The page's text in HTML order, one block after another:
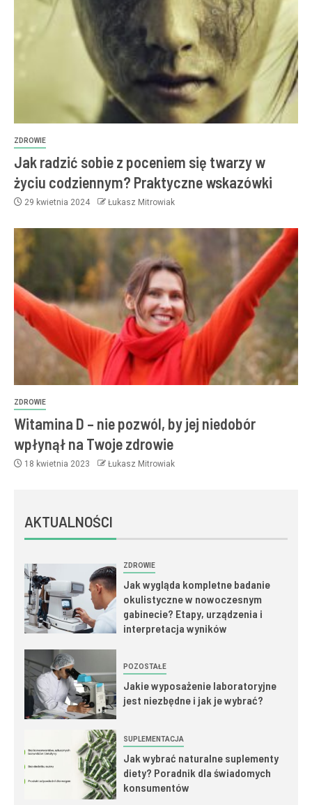
ZDROWIE
Jak radzić sobie z poceniem się twarzy w
życiu codziennym? Praktyczne wskazówki
29 kwietnia 2024 Łukasz Mitrowiak
ZDROWIE
Witamina D – nie pozwól, by jej niedobór
wpłynął na Twoje zdrowie
18 kwietnia 2023 Łukasz Mitrowiak
AKTUALNOŚCI
ZDROWIE
Jak wygląda kompletne badanie
okulistyczne w nowoczesnym
gabinecie? Etapy, urządzenia i
interpretacja wyników
POZOSTAŁE
Jakie wyposażenie laboratoryjne
jest niezbędne i jak je wybrać?
SUPLEMENTACJA
Jak wybrać naturalne suplementy
diety? Poradnik dla świadomych
konsumentów